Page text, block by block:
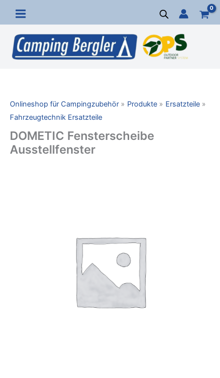
Inhalt
springen
Onlineshop für Campingzubehör Produkte
Ersatzteile
Fahrzeugtechnik Ersatzteile
DOMETIC Fensterscheibe
Ausstellfenster